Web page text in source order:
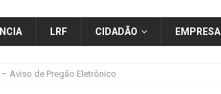
LRF CIDADÃO EMPRESA
– Aviso de Pregão Eletrônico